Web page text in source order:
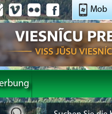
Mob